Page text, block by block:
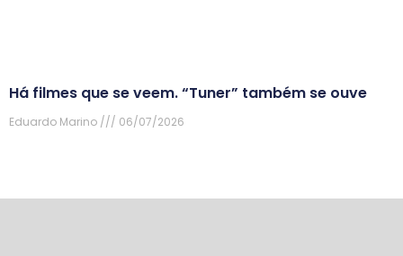
Há filmes que se veem. “Tuner” também se ouve
Eduardo Marino 06/07/2026